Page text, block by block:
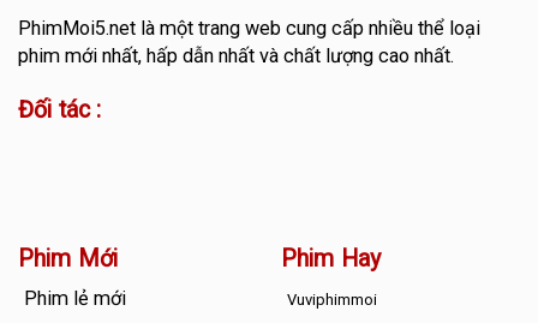
PhimMoi5.netlà một trang web cung cấp nhiều thể loại
phim mới nhất, hấp dẫn nhất và chất lượng cao nhất.
Đối tác :
Phim Mới
Phim lẻ mới
Phim Hay
Vuviphimmoi